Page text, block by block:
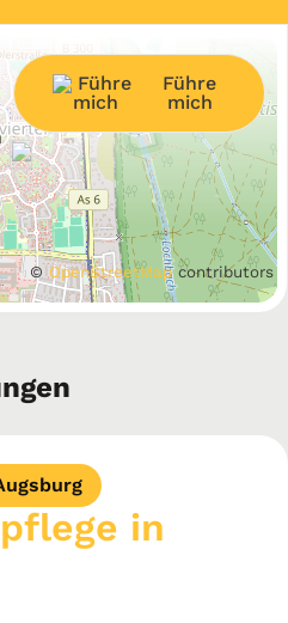
© OpenStreetMapcontributors
Führe
mich
in